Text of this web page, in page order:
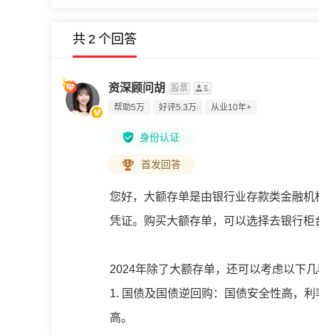
共 2 个回答
资深顾问胡
股票
帮助5万
好评5.3万 从业10年+
身份认证
首发回答
您好，大额存单是由银行业存款类金融
凭证。购买大额存单，可以选择去银行
2024年除了大额存单，还可以考虑以下
1. 国债及国债逆回购：国债安全性高，
高。